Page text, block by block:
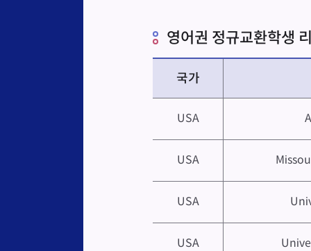
영어권 정규교환학생
국가
USA
USA
USA
USA